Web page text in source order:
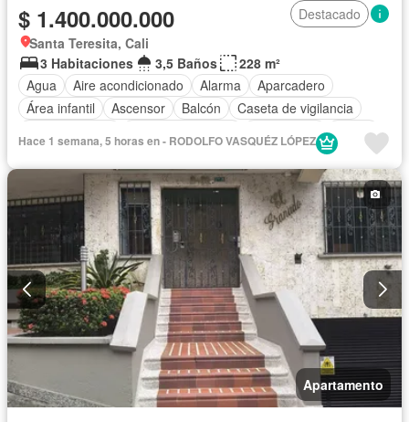
$ 1.400.000.000
Destacado
Santa Teresita, Cali
3 Habitaciones
3,5 Baños
228 m²
Agua
Aire acondicionado Alarma
Aparcadero
Área infantil
Ascensor Balcón
Caseta de vigilancia
Gas natural
Jardín
Vista panorámica
Hace 1 semana, 5 horas en - RODOLFO VASQUÉZ LÓPEZ
Apartamento